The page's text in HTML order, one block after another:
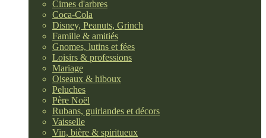
Cimes d'arbres
Coca-Cola
Disney, Peanuts, Grinch
Famille & amitiés
Gnomes, lutins et fées
Loisirs & professions
Mariage
Oiseaux & hiboux
Peluches
Père Noël
Rubans, guirlandes et décors
Vaisselle
Vin, bière & spiritueux